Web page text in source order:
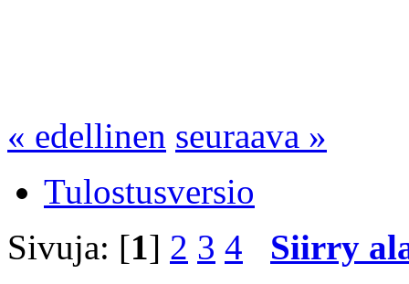
« edellinen seuraava »
Tulostusversio
Sivuja: [1] 2 3 4 Siirry